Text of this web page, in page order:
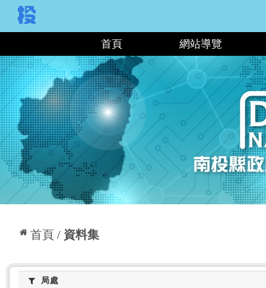
首頁 網站導覽
首頁 資料集
:::
局處局處